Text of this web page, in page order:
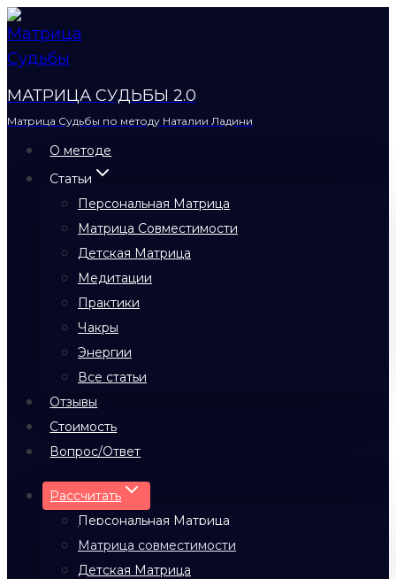
Перейти
к
содержимому
МАТРИЦА СУДЬБЫ 2.0
Матрица Судьбы по методу Наталии Ладини
О методе
Статьи
Персональная Матрица
Матрица Совместимости
Детская Матрица
Медитации
Практики
Чакры
Энергии
Все статьи
Отзывы
Стоимость
Вопрос/Ответ
Рассчитать
Персональная Матрица
Матрица совместимости
Детская Матрица